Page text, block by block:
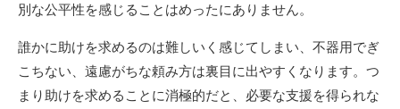
別な公平性を感じることはめったにありません。
誰かに助けを求めるのは難しいく感じてしまい、不器用でぎ
こちない、遠慮がちな頼み方は裏目に出やすくなります。つ
まり助けを求めることに消極的だと、必要な支援を得られな